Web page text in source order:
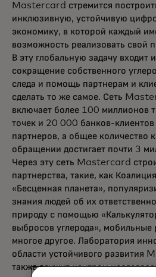
Mastercard стремится
инклюзивную, устойчивую
экономику, в которой каждый
возможность реализовать свой
В эту глобальную задачу входит и
сокращение собственного
следа и помощь партнерам и
сделать то же самое. Сеть
включает более 100 миллионов
точек и 20 000 банков-клиентов
партнеров, а общее количество
обращении достигает почти 3
Через эту сеть Mastercard
партнерства, такие, как Коалиция
«Бесценная планета»,
знания людей об их
природу с помощью
выбросов углерода», мобильные
многое другое. Лаборатория
области устойчивого развития
также служит центром